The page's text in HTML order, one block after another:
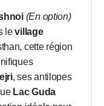
(En option)
levillage
cette région
, ses antilopes
Lac Guda